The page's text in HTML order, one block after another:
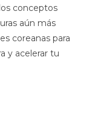
conceptos
aún más
coreanas para
y acelerar tu